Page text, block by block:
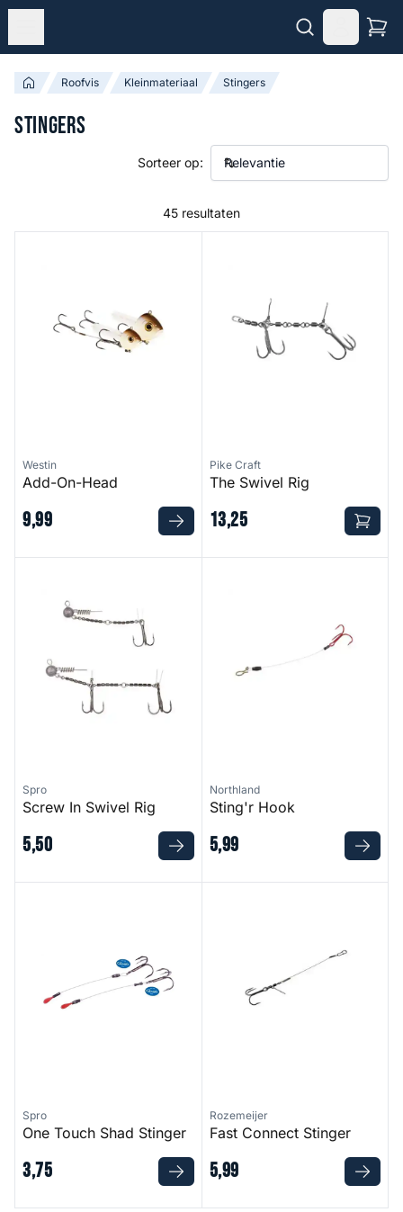
Roofvis Kleinmateriaal Stingers
Stingers
45 resultaten
Sorteer op:
Westin
Add-On-Head
9,99
Pike Craft
The Swivel Rig
13,25
Spro
Screw In Swivel Rig
5,50
Northland
Sting'r Hook
5,99
Spro
One Touch Shad Stinger
3,75
Rozemeijer
Fast Connect Stinger
5,99